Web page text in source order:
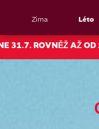
Zima Léto
11:00. +++ +++